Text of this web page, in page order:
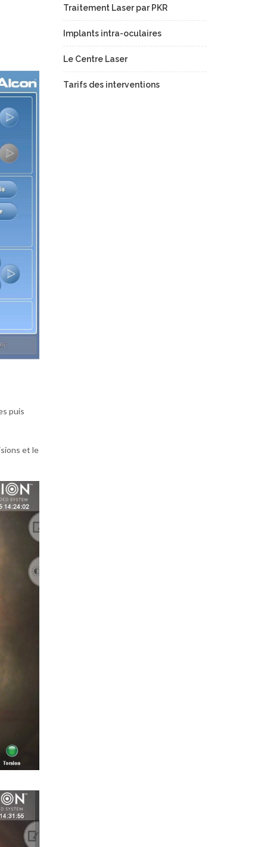
puis
et le
Traitement Laser par PKR
Implants intra-oculaires
Le Centre Laser
Tarifs des interventions